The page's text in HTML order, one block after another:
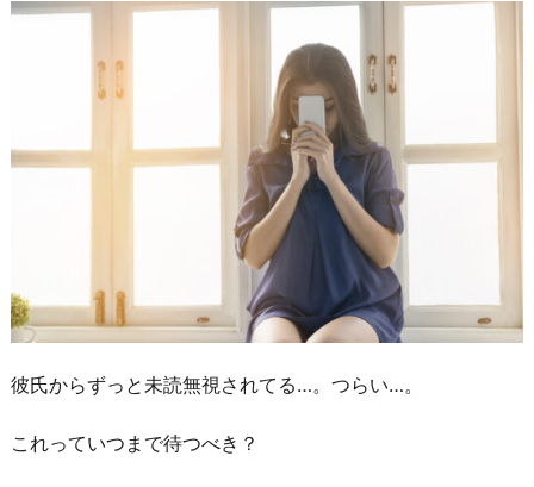
彼氏からずっと未読無視されてる…。つらい…。
これっていつまで待つべき？